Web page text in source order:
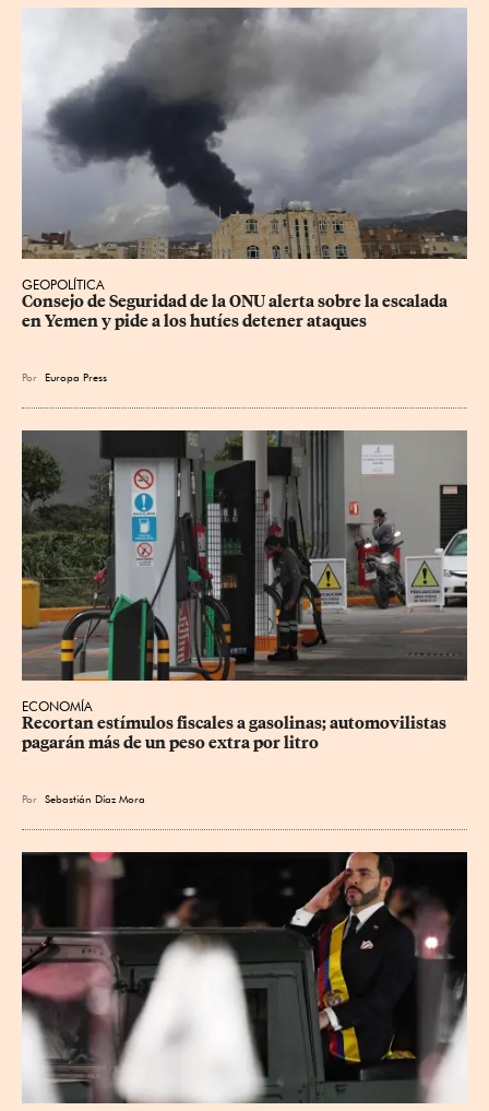
GEOPOLÍTICA
Consejo de Seguridad de la ONU alerta sobre la escalada
en Yemen y pide a los hutíes detener ataques
Por Europa Press
ECONOMÍA
Recortan estímulos fiscales a gasolinas; automovilistas
pagarán más de un peso extra por litro
Por Sebastián Díaz Mora